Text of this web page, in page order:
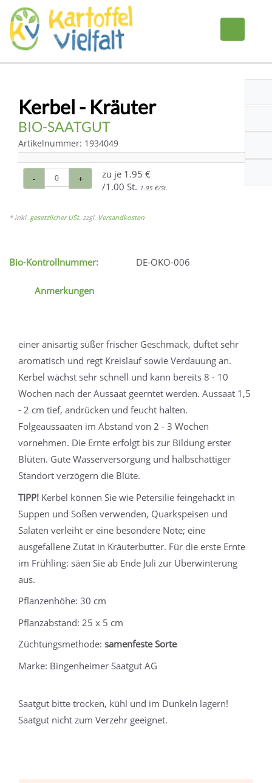
Kerbel - Kräuter
BIO-SAATGUT
Artikelnummer: 1934049
- + zu je 1.95 €
/1.00 St. 1.95 €/St.
* inkl. gesetzlicher USt. zzgl. Versandkosten
Bio-Kontrollnummer: DE-ÖKO-006
Anmerkungen
einer anisartig süßer frischer Geschmack, duftet sehr
aromatisch und regt Kreislauf sowie Verdauung an.
Kerbel wächst sehr schnell und kann bereits 8 - 10
Wochen nach der Aussaat geerntet werden. Aussaat 1,5
- 2 cm tief, andrücken und feucht halten.
Folgeaussaaten im Abstand von 2 - 3 Wochen
vornehmen. Die Ernte erfolgt bis zur Bildung erster
Blüten. Gute Wasserversorgung und halbschattiger
Standort verzögern die Blüte.
TIPP! Kerbel können Sie wie Petersilie feingehackt in
Suppen und Soßen verwenden, Quarkspeisen und
Salaten verleiht er eine besondere Note; eine
ausgefallene Zutat in Kräuterbutter. Für die erste Ernte
im Frühling: säen Sie ab Ende Juli zur Überwinterung
aus.
Pflanzenhöhe: 30 cm
Pflanzabstand: 25 x 5 cm
Züchtungsmethode: samenfeste Sorte
Marke: Bingenheimer Saatgut AG
Saatgut bitte trocken, kühl und im Dunkeln lagern!
Saatgut nicht zum Verzehr geeignet.